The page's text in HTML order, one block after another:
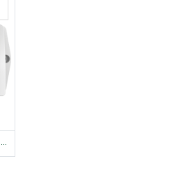
CONTROLADOR SOLAR 12/24V 10A EP SOLAR